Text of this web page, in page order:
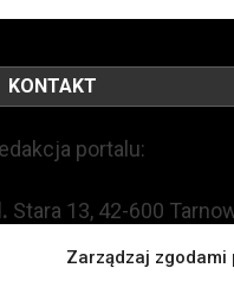
Zarządzaj zgodami
KONTAKT
portalu:
Stara 13, 42-600
+48 509 547 822